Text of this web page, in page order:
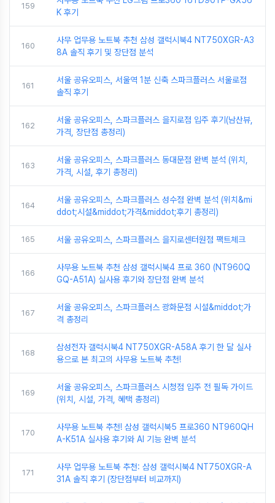
159
K 후기
160
사무 업무용 노트북 추천 삼성 갤럭시북4 NT750XGR-A3
8A 솔직 후기 및 장단점 분석
161
서울 공유오피스, 서울역 1분 신축 스파크플러스 서울로점
솔직 후기
162
서울 공유오피스, 스파크플러스 을지로점 입주 후기(남산뷰,
가격, 장단점 총정리)
163
서울 공유오피스, 스파크플러스 동대문점 완벽 분석 (위치,
가격, 시설, 후기 총정리)
164
서울 공유오피스, 스파크플러스 성수점 완벽 분석 (위치&mi
ddot;시설&middot;가격&middot;후기 총정리)
165 서울 공유오피스, 스파크플러스 을지로센터원점 팩트체크
166
사무용 노트북 추천 삼성 갤럭시북4 프로 360 (NT960Q
GQ-A51A) 실사용 후기와 장단점 완벽 분석
167
서울 공유오피스, 스파크플러스 광화문점 시설&middot;가
격 총정리
168
삼성전자 갤럭시북4 NT750XGR-A58A 후기 한 달 실사
용으로 본 최고의 사무용 노트북 추천!
169
서울 공유오피스, 스파크플러스 시청점 입주 전 필독 가이드
(위치, 시설, 가격, 혜택 총정리)
170
사무용 노트북 추천! 삼성 갤럭시북5 프로360 NT960QH
A-K51A 실사용 후기와 AI 기능 완벽 분석
171
사무 업무용 노트북 추천: 삼성 갤럭시북4 NT750XGR-A
31A 솔직 후기 (장단점부터 비교까지)